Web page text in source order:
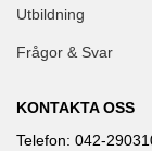
Utbildning
Frågor & Svar
KONTAKTA OSS
Telefon: 042-